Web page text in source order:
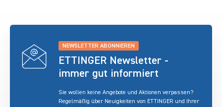
NEWSLETTER ABONNIEREN
ETTINGER Newsletter -
immer gut informiert
Sie wollen keine Angebote und Aktionen verpassen?
Regelmäßig über Neuigkeiten von ETTINGER und Ihrer